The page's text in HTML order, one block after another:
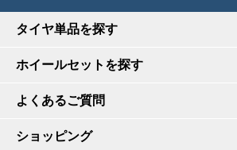
タイヤ単品を探す
ホイールセットを探す
よくあるご質問
ショッピング